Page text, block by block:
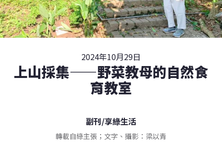
2024年10月29日
上山採集——野菜教母的自然食
育教室
副刊/享綠生活
轉載自綠主張；文字、攝影：梁以青